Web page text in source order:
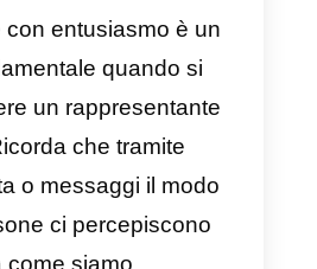
non c’è niente
ricevere una risposta
il più
possibile,
un’emergenza